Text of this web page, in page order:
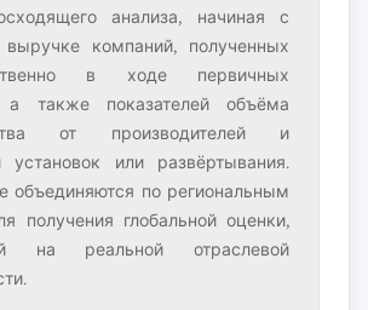
анализа, начиная с
компаний, полученных
в ходе первичных
а также показателей объёма
от производителей и
установок или развёртывания.
объединяются по региональным
получения глобальной оценки,
на реальной отраслевой